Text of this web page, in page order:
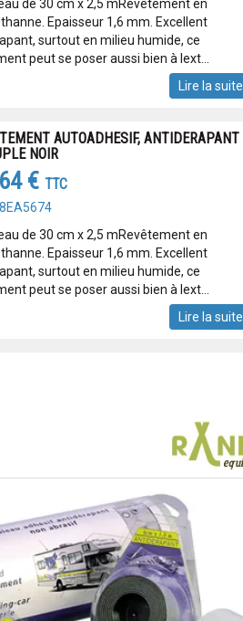
de 30 cm x 2,5 mRevêtement en
Epaisseur 1,6 mm. Excellent
surtout en milieu humide, ce
peut se poser aussi bien à lext...
Lire la suite
AUTOADHESIF, ANTIDERAPANT
NOIR
€ TTC
de 30 cm x 2,5 mRevêtement en
Epaisseur 1,6 mm. Excellent
surtout en milieu humide, ce
peut se poser aussi bien à lext...
Lire la suite